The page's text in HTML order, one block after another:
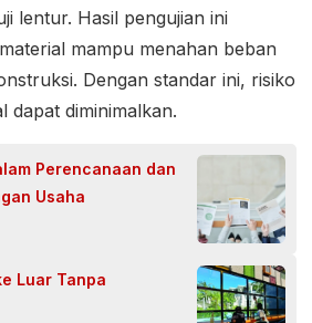
lentur. Hasil pengujian ini
mampu menahan beban
Dengan standar ini, risiko
dapat diminimalkan.
Perencanaan dan
Usaha
Luar Tanpa